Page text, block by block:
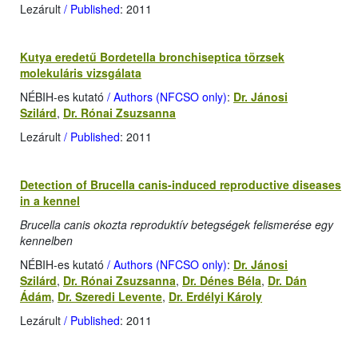
Lezárult / Published: 2011
Kutya eredetű Bordetella bronchiseptica törzsek
molekuláris vizsgálata
NÉBIH-es kutató / Authors (NFCSO only): Dr. Jánosi
Szilárd, Dr. Rónai Zsuzsanna
Lezárult / Published: 2011
Detection of Brucella canis-induced reproductive diseases
in a kennel
Brucella canis okozta reproduktív betegségek felismerése egy
kennelben
NÉBIH-es kutató / Authors (NFCSO only): Dr. Jánosi
Szilárd, Dr. Rónai Zsuzsanna, Dr. Dénes Béla, Dr. Dán
Ádám, Dr. Szeredi Levente, Dr. Erdélyi Károly
Lezárult / Published: 2011